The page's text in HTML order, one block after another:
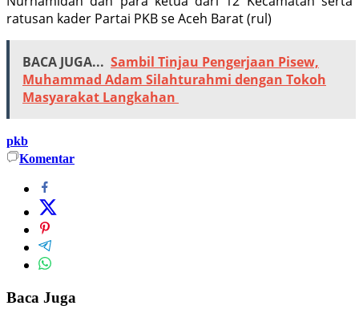
ratusan kader Partai PKB se Aceh Barat (rul)
BACA JUGA... Sambil Tinjau Pengerjaan Pisew,
Muhammad Adam Silahturahmi dengan Tokoh
Masyarakat Langkahan
pkb
Komentar
Baca Juga